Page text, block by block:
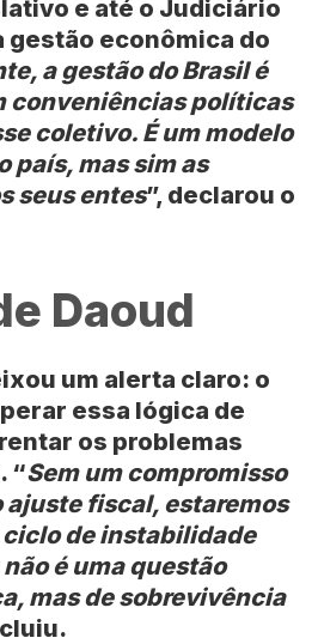
e até o Judiciário
gestão econômica do
a gestão do Brasil é
conveniências políticas
coletivo. É um modelo
país, mas sim as
seus entes”, declarou o
Daoud
um alerta claro: o
essa lógica de
os problemas
“Sem um compromisso
ajuste fiscal, estaremos
de instabilidade
é uma questão
mas de sobrevivência